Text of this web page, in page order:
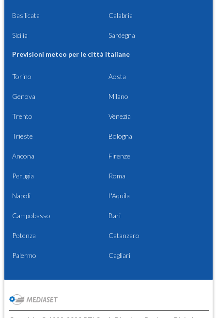
Basilicata Calabria
Sicilia Sardegna
Previsioni meteo per le città italiane
Torino Aosta
Genova Milano
Trento Venezia
Trieste Bologna
Ancona Firenze
Perugia Roma
Napoli L'Aquila
Campobasso Bari
Potenza Catanzaro
Palermo Cagliari